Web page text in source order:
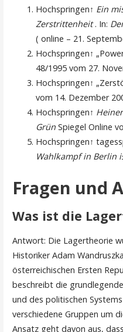
Hochspringen↑ Ein
Zerstrittenheit. In:
( online – 21.
Hochspringen↑
48/1995 vom 27.
Hochspringen↑
vom 14. Dezember
Hochspringen↑
GrünSpiegel Online
Hochspringen↑
Wahlkampf in Berlin
Fragen und
Was ist die
Antwort: Die Lagertheorie
Historiker Adam
österreichischen Ersten
beschreibt die
und des politischen
verschiedene Gruppen um
Ansatz geht davon aus,